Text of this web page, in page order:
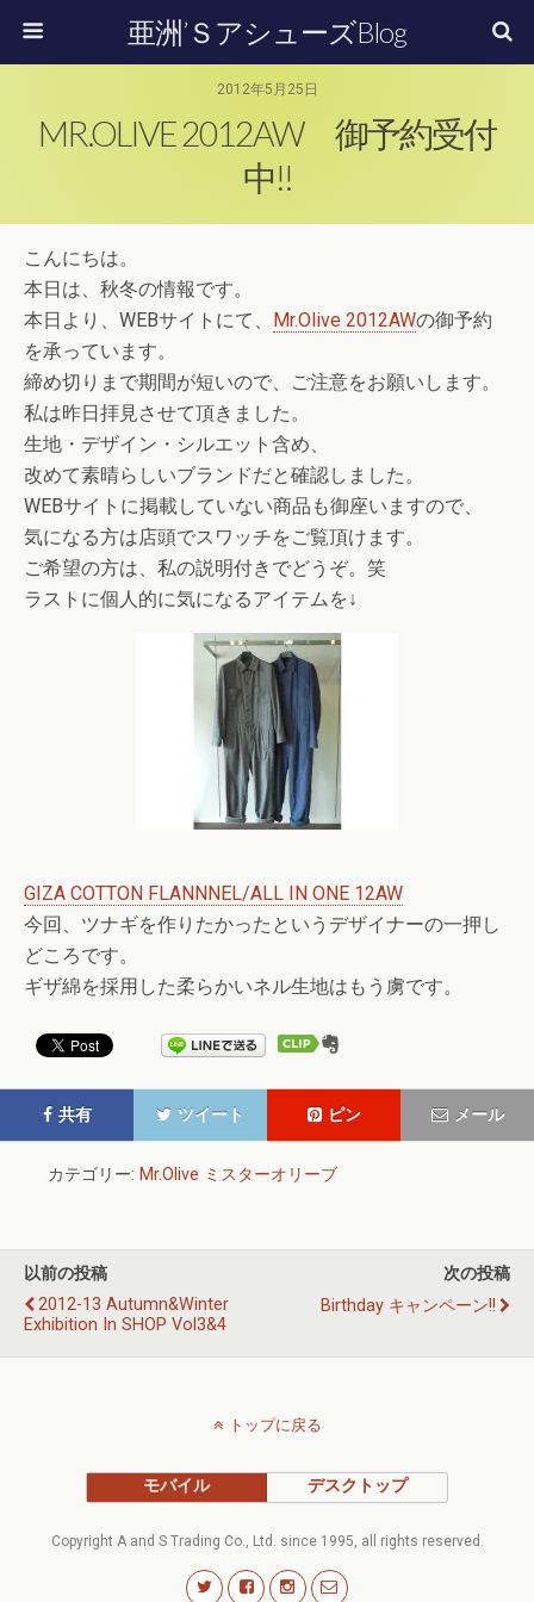
亜洲’ＳアシューズBlog
2012年5月25日
MR.OLIVE 2012AW 御予約受付
中!!
こんにちは。
本日は、秋冬の情報です。
本日より、WEBサイトにて、 Mr.Olive 2012AWの御予約
を承っています。
締め切りまで期間が短いので、ご注意をお願いします。
私は昨日拝見させて頂きました。
生地・デザイン・シルエット含め、
改めて素晴らしいブランドだと確認しました。
WEBサイトに掲載していない商品も御座いますので、
気になる方は店頭でスワッチをご覧頂けます。
ご希望の方は、私の説明付きでどうぞ。笑
ラストに個人的に気になるアイテムを↓
GIZA COTTON FLANNNEL/ALL IN ONE 12AW
今回、ツナギを作りたかったというデザイナーの一押し
どころです。
ギザ綿を採用した柔らかいネル生地はもう虜です。
共有 ツイート ピン メール
カテゴリー: Mr.Olive ミスターオリーブ
以前の投稿
2012-13 Autumn&Winter
Exhibition In SHOP Vol3&4
次の投稿
Birthday キャンペーン!!
トップに戻る
モバイル デスクトップ
Copyright A and S Trading Co., Ltd. since 1995, all rights reserved.